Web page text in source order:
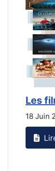
Les
18 Juin